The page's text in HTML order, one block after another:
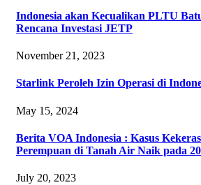
Indonesia akan Kecualikan PLTU
Rencana Investasi JETP
November 21, 2023
Starlink Peroleh Izin Operasi di
May 15, 2024
Berita VOA Indonesia : Kasus
Perempuan di Tanah Air Naik pada
July 20, 2023